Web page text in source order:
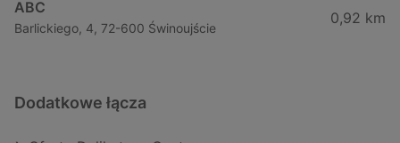
ABC
Barlickiego, 4, 72-600 Świnoujście
0,92 km
Dodatkowe łącza